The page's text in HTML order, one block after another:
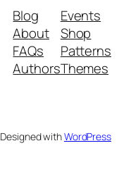
Blog
About
FAQs
Authors
Events
Shop
Patterns
Themes
Designed withWordPress